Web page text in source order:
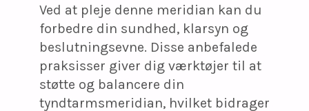
Ved at pleje denne meridian kan du
forbedre din sundhed, klarsyn og
beslutningsevne. Disse anbefalede
praksisser giver dig værktøjer til at
støtte og balancere din
tyndtarmsmeridian, hvilket bidrager